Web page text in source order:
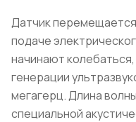
Датчик
подаче
начинают
генерации
мегагерц. Длина
специальной